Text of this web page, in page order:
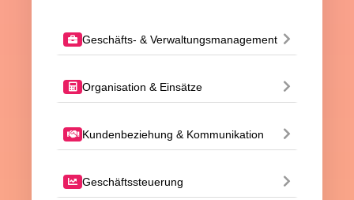
Geschäfts- & Verwaltungsmanagement
Organisation & Einsätze
Kundenbeziehung & Kommunikation
Geschäftssteuerung